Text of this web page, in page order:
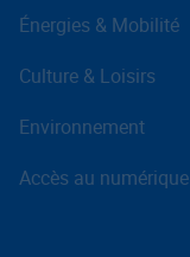
Énergies & Mobilité
Culture & Loisirs
Environnement
Accès au numérique